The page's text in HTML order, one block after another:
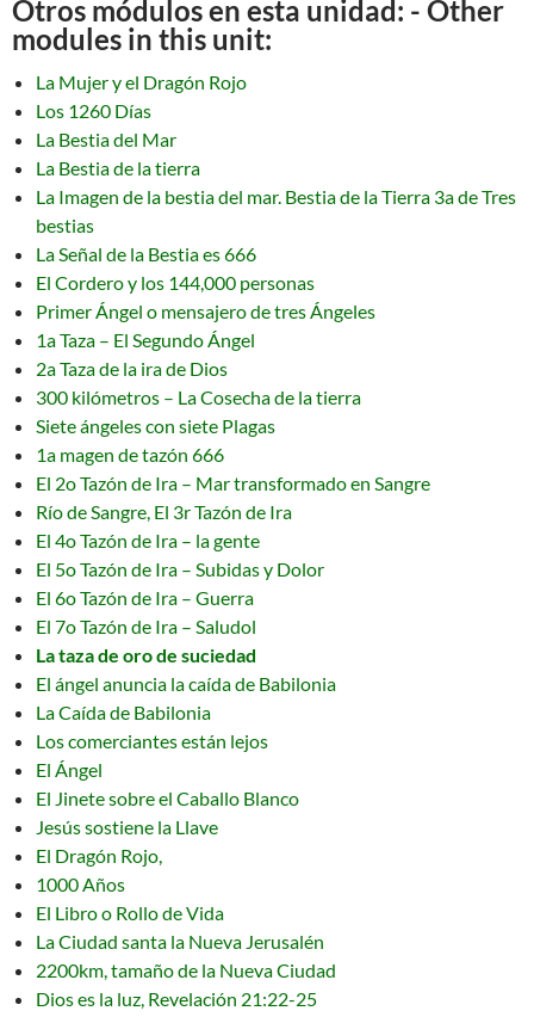
Otros módulos en esta unidad: - Other
modules in this unit:
La Mujer y el Dragón Rojo
Los 1260 Días
La Bestia del Mar
La Bestia de la tierra
La Imagen de la bestia del mar. Bestia de la Tierra 3a de Tres
bestias
La Señal de la Bestia es 666
El Cordero y los 144,000 personas
Primer Ángel o mensajero de tres Ángeles
1a Taza – El Segundo Ángel
2a Taza de la ira de Dios
300 kilómetros – La Cosecha de la tierra
Siete ángeles con siete Plagas
1a magen de tazón 666
El 2o Tazón de Ira – Mar transformado en Sangre
Río de Sangre, El 3r Tazón de Ira
El 4o Tazón de Ira – la gente
El 5o Tazón de Ira – Subidas y Dolor
El 6o Tazón de Ira – Guerra
El 7o Tazón de Ira – Saludol
La taza de oro de suciedad
El ángel anuncia la caída de Babilonia
La Caída de Babilonia
Los comerciantes están lejos
El Ángel
El Jinete sobre el Caballo Blanco
Jesús sostiene la Llave
El Dragón Rojo,
1000 Años
El Libro o Rollo de Vida
La Ciudad santa la Nueva Jerusalén
2200km, tamaño de la Nueva Ciudad
Dios es la luz, Revelación 21:22-25